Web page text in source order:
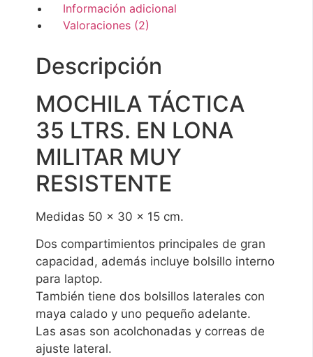
Información adicional
Valoraciones (2)
Descripción
MOCHILA TÁCTICA
35 LTRS. EN LONA
MILITAR MUY
RESISTENTE
Medidas 50 x 30 x 15 cm.
Dos compartimientos principales de gran
capacidad, además incluye bolsillo interno
para laptop.
También tiene dos bolsillos laterales con
maya calado y uno pequeño adelante.
Las asas son acolchonadas y correas de
ajuste lateral.